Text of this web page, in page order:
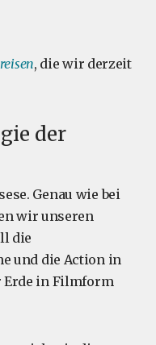
, die wir derzeit
der
Genau wie bei
wir unseren
die
und die Action in
Erde in Filmform